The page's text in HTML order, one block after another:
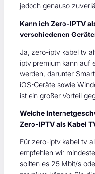
jedoch genauso
Kann ich Zero-IPTV
verschiedenen
Ja, zero-iptv kabel tv
iptv premium kann auf
werden, darunter
iOS-Geräte sowie
ist ein großer Vorteil
Welche
Zero-IPTV als Kabel
Für zero-iptv kabel tv
empfehlen wir
sollten es 25 Mbit/s